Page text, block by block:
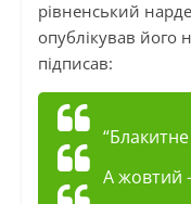
рівненський
опублікував його
підписав:
А жовтий